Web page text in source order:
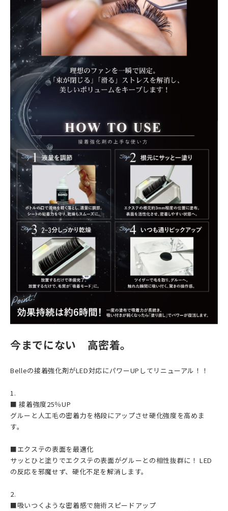
今までにない 高密着。
Belleの接着強化剤がLED対応にパワーUPしてリニューアル！！
1.
■ 接着強度25％UP
グルーと人工毛の密着力を格段にアップさせ硬化強度を高めま
す。
■エクステの表面を最適化
サッとひと塗りでエクステの表面がグルーとの相性抜群に！ LED
の反応を邪魔せず、硬化不足を解消します。
2.
■吸いつくような密着感で施術スピードアップ